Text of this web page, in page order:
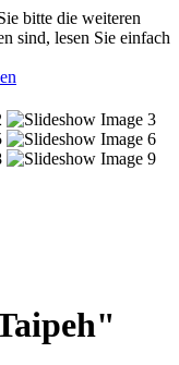
bitte die weiteren
sind, lesen Sie einfach